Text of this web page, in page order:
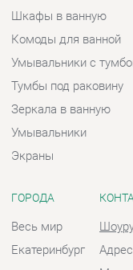
Умывальники
ГОРОДА